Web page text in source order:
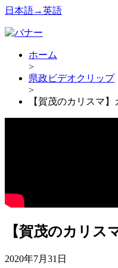
日本語→英語
ホーム
>
県政ビデオクリップ
>
【賀茂のカリスマ
【賀茂のカリ
2020年7月31日